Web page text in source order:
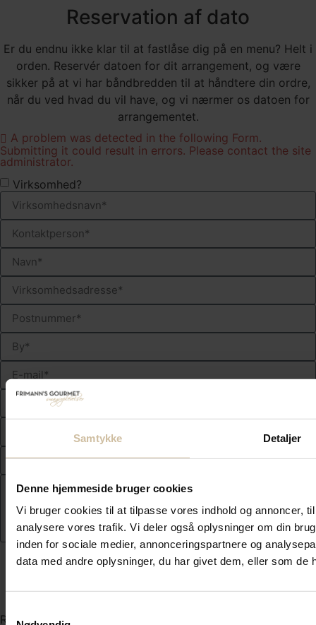
Samtykke Detaljer
Denne hjemmeside bruger cookies
Vi bruger cookies til at tilpasse vores indhold og annoncer,
analysere vores trafik. Vi deler også oplysninger om din
inden for sociale medier, annonceringspartnere og
data med andre oplysninger, du har givet dem, eller som de
Reservation af dato
Er du endnu ikke klar til at fastlåse dig på en menu? Helt i
orden. Reservér datoen for dit arrangement, og være
sikker på at vi har båndbredden til at håndtere din ordre,
når du ved hvad du vil have, og vi nærmer os datoen for
arrangementet.
A problem was detected in the following Form.
Submitting it could result in errors. Please contact the site
administrator.
Virksomhed?
Send
Reservationen kan ændres eller annulleres frem til 8 dage